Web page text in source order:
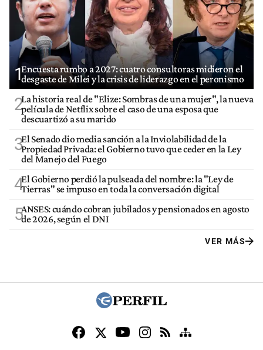
1Encuesta rumbo a 2027: cuatro consultoras midieron el
desgaste de Milei y la crisis de liderazgo en el peronismo
2La historia real de "Elize: Sombras de una mujer", la nueva
película de Netflix sobre el caso de una esposa que
descuartizó a su marido
3El Senado dio media sanción a la Inviolabilidad de la
Propiedad Privada: el Gobierno tuvo que ceder en la Ley
del Manejo del Fuego
4El Gobierno perdió la pulseada del nombre: la "Ley de
Tierras" se impuso en toda la conversación digital
5ANSES: cuándo cobran jubilados y pensionados en agosto
de 2026, según el DNI
VER MÁS